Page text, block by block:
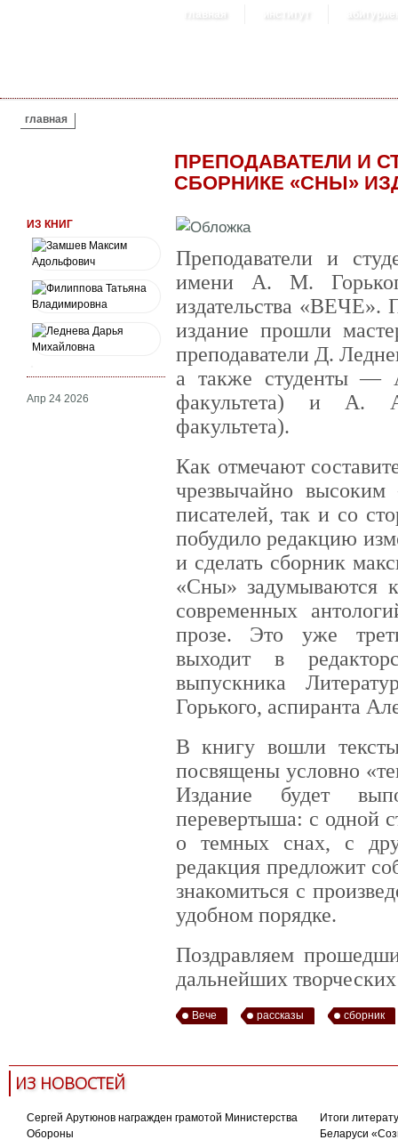
главная институт
ВЫ ЗДЕСЬ
главная
ПРЕПОДАВАТЕЛИ И
СБОРНИКЕ «СНЫ»
ИЗ КНИГ
Апр 24 2026
Преподаватели и
имени А. М.
издательства «ВЕЧЕ».
издание прошли
преподаватели Д.
а также студенты —
факультета) и А.
факультета).
Как отмечают
чрезвычайно
писателей, так и со
побудило редакцию
и сделать сборник
«Сны» задумываются
современных
прозе. Это уже
выходит в
выпускника
Горького, аспиранта
В книгу вошли
посвящены условно
Издание будет
перевертыша: с одной
о темных снах, с
редакция предложит
знакомиться с
удобном порядке.
Поздравляем
дальнейших
Вече рассказы сборник
ИЗ НОВОСТЕЙ
Сергей Арутюнов награжден грамотой Министерства
Обороны
Итоги
Беларуси